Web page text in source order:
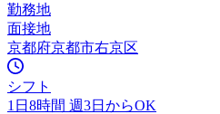
勤務地
面接地
京都府京都市右京区
シフト
1日8時間 週3日からOK